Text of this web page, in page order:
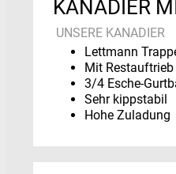
KANADIER
UNSERE KANADIER
Lettmann
Mit Restauftrieb
3/4 Esche-
Sehr kippstabil
Hohe Zuladung